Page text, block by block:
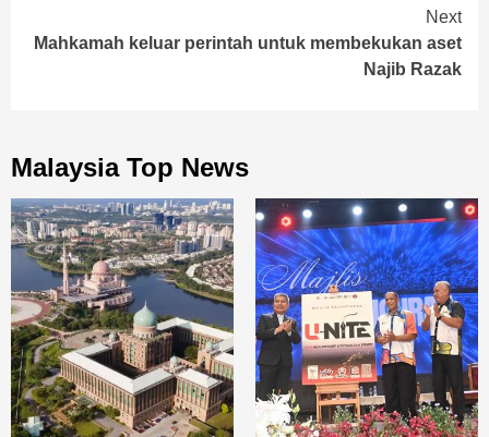
Next
Mahkamah keluar perintah untuk membekukan aset
Najib Razak
Malaysia Top News